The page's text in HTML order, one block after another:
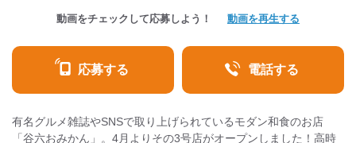
動画をチェックして応募しよう！ 動画を再生する
応募する 電話する
有名グルメ雑誌やSNSで取り上げられているモダン和食のお店
「谷六おみかん」。4月よりその3号店がオープンしました！高時